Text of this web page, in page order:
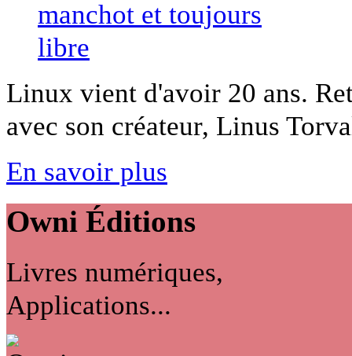
Linux vient d'avoir 20 ans.
avec son créateur, Linus
En savoir plus
Owni Éditions
Livres numériques,
Applications...